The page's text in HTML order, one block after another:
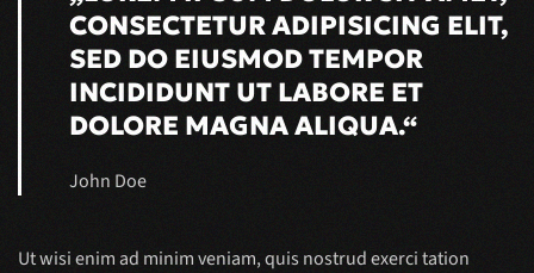
CONSECTETUR ADIPISICING ELIT,
SED DO EIUSMOD TEMPOR
INCIDIDUNT UT LABORE ET
DOLORE MAGNA ALIQUA.“
John Doe
Ut wisi enim ad minim veniam, quis nostrud exerci tation